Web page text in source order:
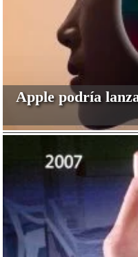
Apple podría